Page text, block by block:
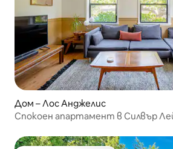
Дом – Лос Анджелис
Спокоен апартамент в Силвър